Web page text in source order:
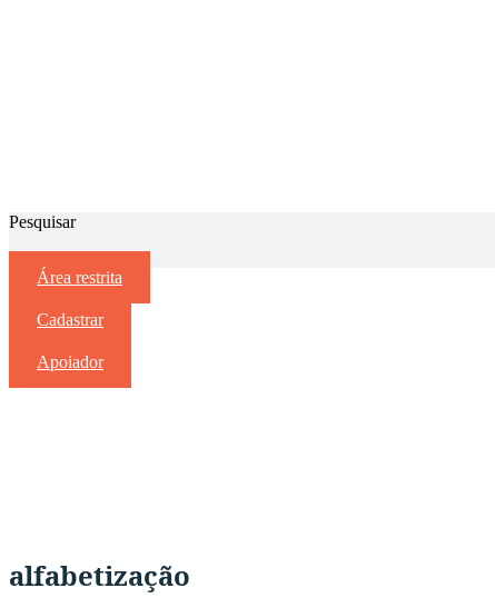
Pesquisar
Área restrita
Cadastrar
Apoiador
alfabetização